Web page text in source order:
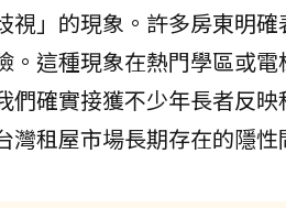
」的現象。許多房東明
這種現象在熱門學區或
確實接獲不少年長者反
租屋市場長期存在的隱性